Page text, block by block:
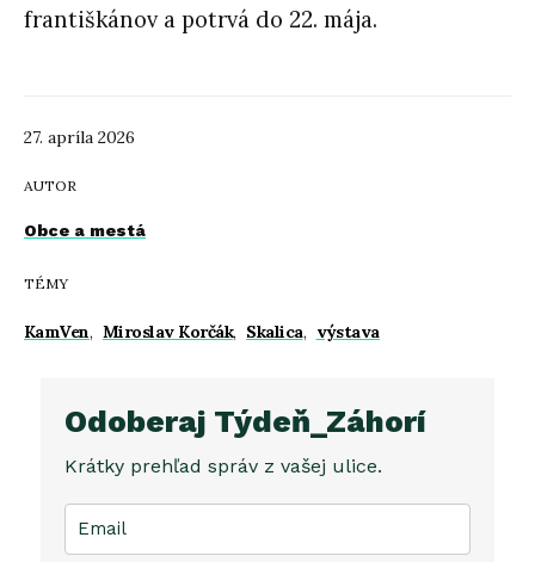
27. apríla 2026
AUTOR
Obce a mestá
TÉMY
KamVen, Miroslav Korčák, Skalica, výstava
františkánov a potrvá do 22. mája.
Odoberaj Týdeň_Záhorí
Krátky prehľad správ z vašej ulice.